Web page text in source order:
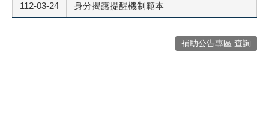
112-03-24 身分揭露提醒機制範本
補助公告專區 查詢